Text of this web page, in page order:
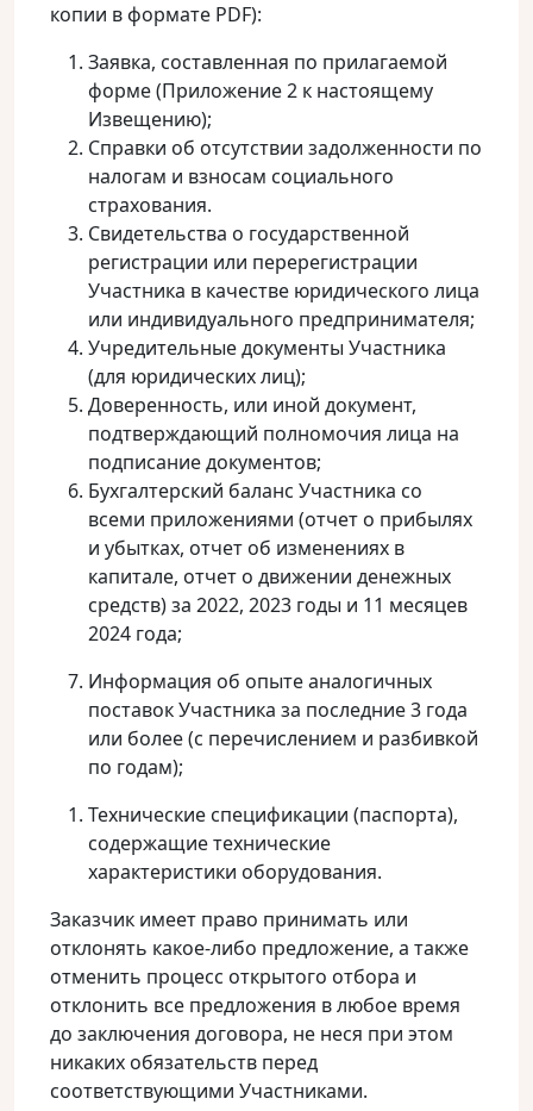
копии в формате PDF):
Заявка, составленная по прилагаемой
форме (Приложение 2 к настоящему
Извещению);
Cправки об отсутствии задолженности по
налогам и взносам социального
страхования.
Свидетельства о государственной
регистрации или перерегистрации
Участника в качестве юридического лица
или индивидуального предпринимателя;
Учредительные документы Участника
(для юридических лиц);
Доверенность, или иной документ,
подтверждающий полномочия лица на
подписание документов;
Бухгалтерский баланс Участника со
всеми приложениями (отчет о прибылях
и убытках, отчет об изменениях в
капитале, отчет о движении денежных
средств) за 2022, 2023 годы и 11 месяцев
2024 года;
Информация об опыте аналогичных
поставок Участника за последние 3 года
или более (с перечислением и разбивкой
по годам);
Технические спецификации (паспорта),
содержащие технические
характеристики оборудования.
Заказчик имеет право принимать или
отклонять какое-либо предложение, а также
отменить процесс открытого отбора и
отклонить все предложения в любое время
до заключения договора, не неся при этом
никаких обязательств перед
соответствующими Участниками.